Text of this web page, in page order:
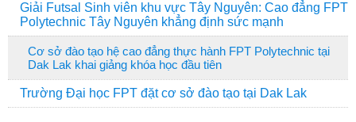
Giải Futsal Sinh viên khu vực Tây Nguyên: Cao đẳng FPT
Polytechnic Tây Nguyên khẳng định sức mạnh
Cơ sở đào tạo hệ cao đẳng thực hành FPT Polytechnic tại
Dak Lak khai giảng khóa học đầu tiên
Trường Đại học FPT đặt cơ sở đào tạo tại Dak Lak